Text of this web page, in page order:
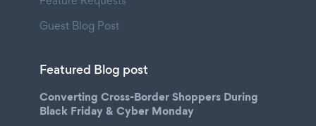
Guest Blog Post
Featured Blog post
Converting Cross-Border Shoppers During
Black Friday & Cyber Monday